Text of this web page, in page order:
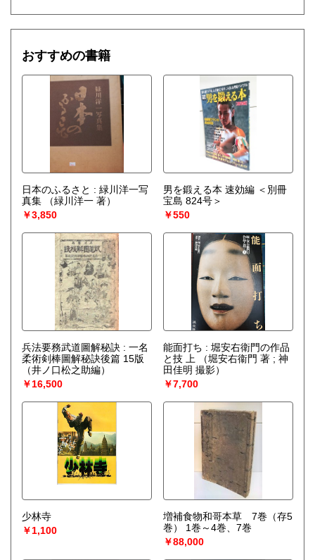
おすすめの書籍
日本のふるさと : 緑川洋一写
真集
（緑川洋一 著）
￥3,850
男を鍛える本 速効編 ＜別冊
宝島 824号＞
￥550
兵法要務武道圖解秘訣 : 一名
柔術剣棒圖解秘訣後篇 15版
（井ノ口松之助編）
￥16,500
能面打ち : 堀安右衛門の作品
と技 上
（堀安右衞門 著 ; 神
田佳明 撮影）
￥7,700
少林寺
￥1,100
増補食物和哥本草 7巻（存5
巻） 1巻～4巻、7巻
￥88,000